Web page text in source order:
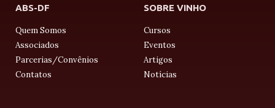
ABS-DF
Quem Somos
Associados
Parcerias/Convênios
Contatos
SOBRE VINHO
Cursos
Eventos
Artigos
Notícias